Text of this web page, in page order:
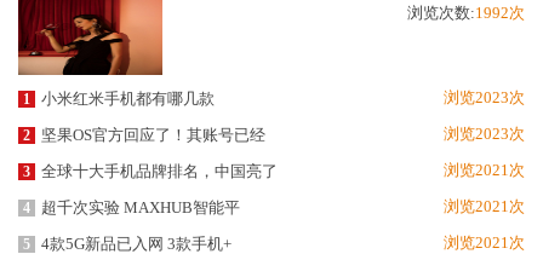
浏览次数:1992次
1 小米红米手机都有哪几款 浏览2023次
2 坚果OS官方回应了！其账号已经 浏览2023次
3 全球十大手机品牌排名，中国亮了 浏览2021次
4 超千次实验 MAXHUB智能平 浏览2021次
5 4款5G新品已入网 3款手机+ 浏览2021次